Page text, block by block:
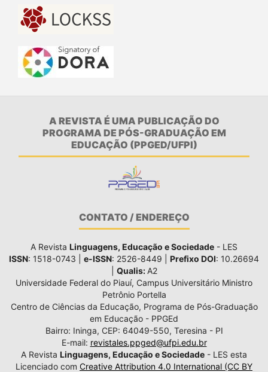
A REVISTA É UMA PUBLICAÇÃO DO
PROGRAMA DE PÓS-GRADUAÇÃO EM
EDUCAÇÃO (PPGED/UFPI)
CONTATO / ENDEREÇO
A Revista Linguagens, Educação e Sociedade - LES
ISSN: 1518-0743 | e-ISSN: 2526-8449 | Prefixo DOI: 10.26694
Qualis: A2
Universidade Federal do Piauí, Campus Universitário Ministro
Petrônio Portella
Centro de Ciências da Educação, Programa de Pós-Graduação
em Educação - PPGEd
Bairro: Ininga, CEP: 64049-550, Teresina - PI
E-mail: revistales.ppged@ufpi.edu.br
A Revista Linguagens, Educação e Sociedade - LES esta
Licenciado com Creative Attribution 4.0 International (CC BY